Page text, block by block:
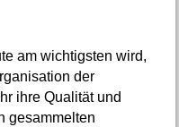
am wichtigsten wird,
der
ihre Qualität und
gesammelten